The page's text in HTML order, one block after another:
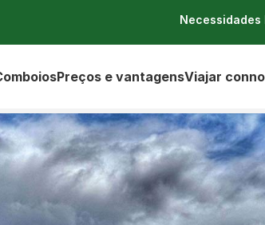
Preços e vantagensViajar